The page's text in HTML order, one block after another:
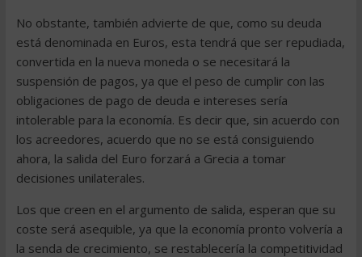
No obstante, también advierte de que, como su deuda
está denominada en Euros, esta tendrá que ser repudiada,
convertida en la nueva moneda o se necesitará la
suspensión de pagos, ya que el peso de cumplir con las
obligaciones de pago de deuda e intereses sería
intolerable para la economía. Es decir que, sin acuerdo con
los acreedores, acuerdo que no se está consiguiendo
ahora, la salida del Euro forzará a Grecia a tomar
decisiones unilaterales.
Los que creen en el argumento de salida, esperan que su
coste será asequible, ya que la economía pronto volvería a
la senda de crecimiento, se restablecería la competitividad